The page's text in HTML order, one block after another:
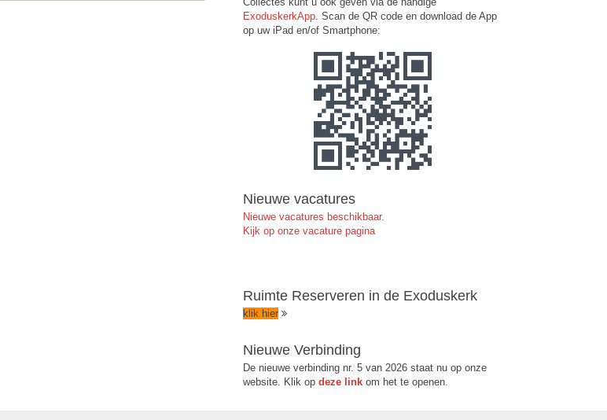
ExoduskerkApp. Scan de QR code en download de App
op uw iPad en/of Smartphone:
Nieuwe vacatures
Nieuwe vacatures beschikbaar.
Kijk op onze vacature pagina
Ruimte Reserveren in de Exoduskerk
klik hier
Nieuwe Verbinding
De nieuwe verbinding nr. 5 van 2026 staat nu op onze
website. Klik opdeze link om het te openen.